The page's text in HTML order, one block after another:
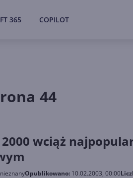
365 COPILOT
44
wciąż
Opublikowano: 10.02.2003, 00:00